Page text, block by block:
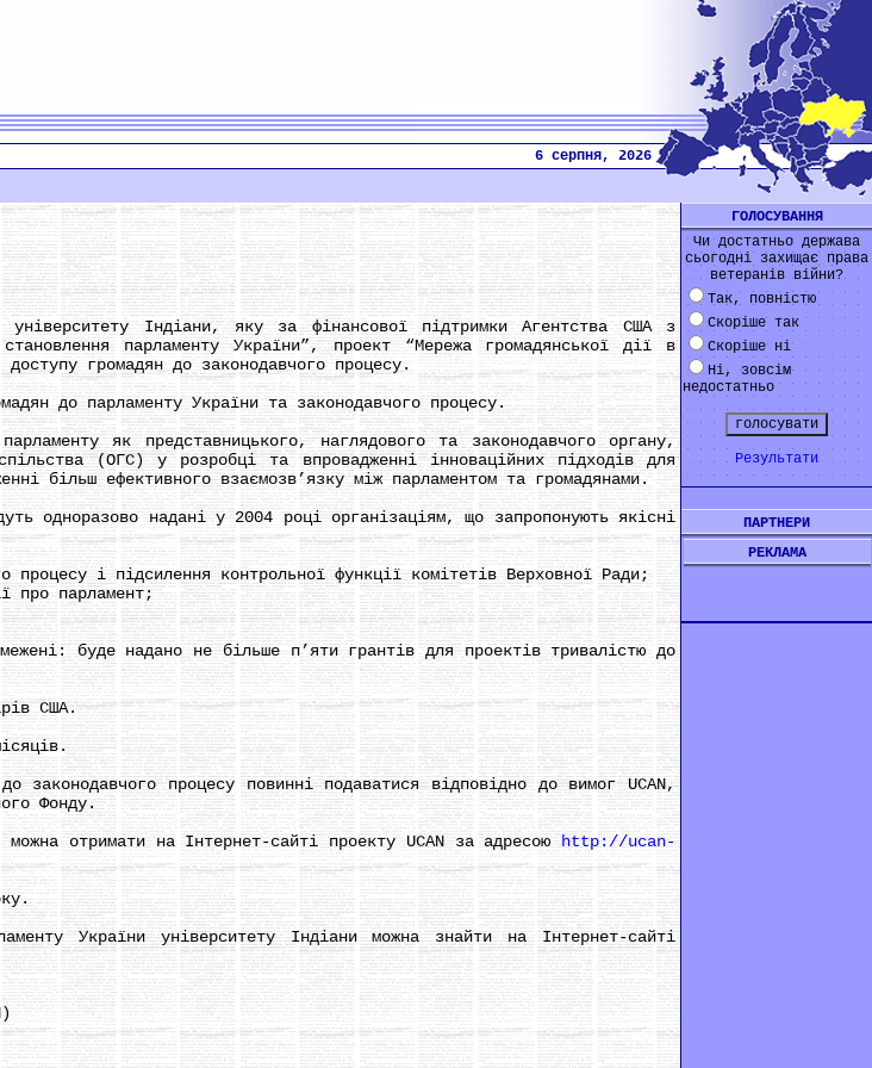
6 серпня, 2026
Індіани, яку за фінансової підтримки Агентства США з
парламенту України”, проект “Мережа громадянської дії в
громадян до законодавчого процесу.
до парламенту України та законодавчого процесу.
як представницького, наглядового та законодавчого органу,
(ОГС) у розробці та впровадженні інноваційних підходів для
більш ефективного взаємозв’язку між парламентом та громадянами.
одноразово надані у 2004 році організаціям, що запропонують якісні
і підсилення контрольної функції комітетів Верховної Ради;
про парламент;
буде надано не більше п’яти грантів для проектів тривалістю до
США.
процесу повинні подаватися відповідно до вимог UCAN,
Фонду.
отримати на Інтернет-сайті проекту UCAN за адресоюhttp://ucan-
України університету Індіани можна знайти на Інтернет-сайті
ГОЛОСУВАННЯ
Чи достатньо держава
сьогодні захищає права
ветеранів війни?
Так, повністю
Скоріше так
Скоріше ні
Ні, зовсім
недостатньо
Результати
ПАРТНЕРИ
РЕКЛАМА